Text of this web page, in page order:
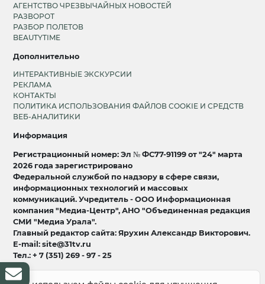
АГЕНТСТВО ЧРЕЗВЫЧАЙНЫХ НОВОСТЕЙ
РАЗВОРОТ
РАЗБОР ПОЛЕТОВ
BEAUTYTIME
Дополнительно
ИНТЕРАКТИВНЫЕ ЭКСКУРСИИ
РЕКЛАМА
КОНТАКТЫ
ПОЛИТИКА ИСПОЛЬЗОВАНИЯ ФАЙЛОВ COOKIE И СРЕДСТВ
ВЕБ-АНАЛИТИКИ
Информация
Регистрационный номер: Эл № ФС77-91199 от "24" марта
2026 года зарегистрировано
Федеральной службой по надзору в сфере связи,
информационных технологий и массовых
коммуникаций. Учредитель - ООО Информационная
компания "Медиа-Центр", АНО "Объединенная редакция
СМИ "Медиа Урала".
Главный редактор сайта: Ярухин Александр Викторович.
E-mail: site@31tv.ru
Тел.: + 7 (351) 269 - 97 - 25
18+